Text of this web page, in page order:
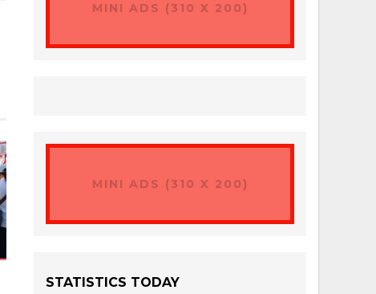
MINI ADS (310 X 200)
MINI ADS (310 X 200)
STATISTICS TODAY